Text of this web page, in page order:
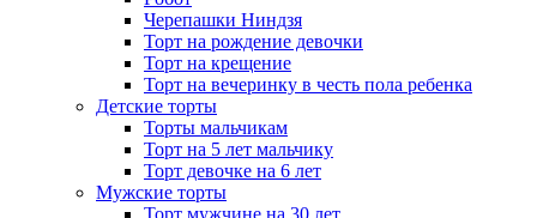
Черепашки Ниндзя
Торт на рождение девочки
Торт на крещение
Торт на вечеринку в честь пола ребенка
Детские торты
Торты мальчикам
Торт на 5 лет мальчику
Торт девочке на 6 лет
Мужские торты
Торт мужчине на 30 лет